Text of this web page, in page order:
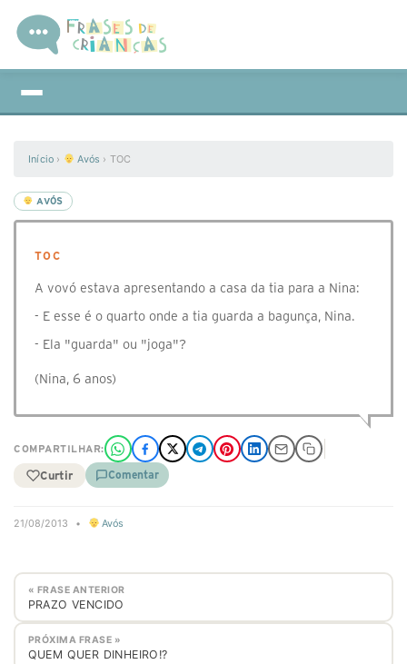
Início › Avós › TOC
AVÓS
TOC
A vovó estava apresentando a casa da tia para a Nina:
- E esse é o quarto onde a tia guarda a bagunça, Nina.
- Ela "guarda" ou "joga"?
(Nina, 6 anos)
COMPARTILHAR:
Curtir Comentar
21/08/2013 • Avós
« FRASE ANTERIOR
PRAZO VENCIDO
PRÓXIMA FRASE »
QUEM QUER DINHEIRO!?